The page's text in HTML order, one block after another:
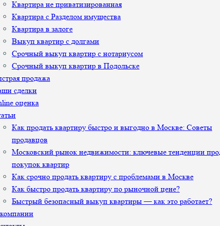
Квартира не приватизированная
Квартира с Разделом имущества
Квартира в залоге
Выкуп квартир с долгами
Срочный выкуп квартир с нотариусом
Срочный выкуп квартир в Подольске
продажа
сделки
оценка
Как продать квартиру быстро и выгодно в Москве: Советы
продавцов
Московский рынок недвижимости: ключевые тенденции
покупок квартир
Как срочно продать квартиру с проблемами в Москве
Как быстро продать квартиру по рыночной цене?
Быстрый безопасный выкуп квартиры — как это работает?